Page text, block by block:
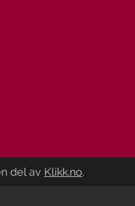
del av Klikk.no.